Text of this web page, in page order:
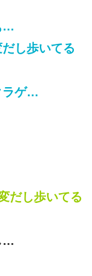
…
し歩いてる
ラゲ…
だし歩いてる
…